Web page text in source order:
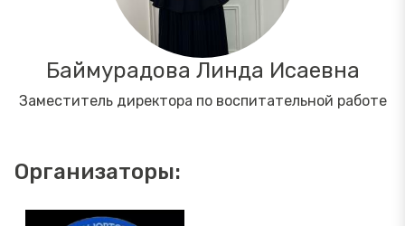
Баймурадова Линда Исаевна
Заместитель директора по воспитательной работе
Организаторы: